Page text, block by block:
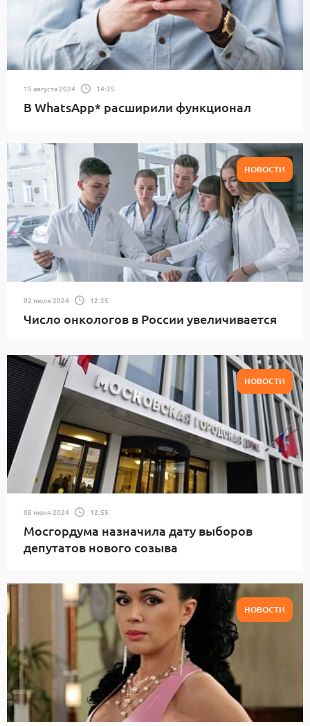
15 августа 2024 14:25
В WhatsApp* расширили функционал
НОВОСТИ
02 июля 2024 12:25
Число онкологов в России увеличивается
НОВОСТИ
05 июня 2024 12:55
Мосгордума назначила дату выборов
депутатов нового созыва
НОВОСТИ